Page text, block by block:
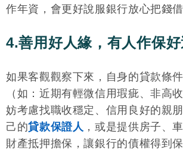
作年資，會更好說服銀行放心把錢借
4.善用好人緣，有人作保
如果客觀觀察下來，自身的貸款條
（如：近期有輕微信用瑕疵、非高
妨考慮找職收穩定、信用良好的親
己的貸款保證人 ，或是提供房子、
財產抵押擔保，讓銀行的債權得到